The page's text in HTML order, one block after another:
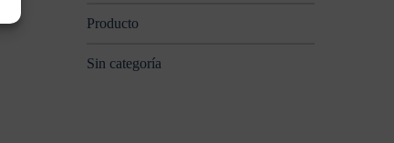
Producto
Sin categoría